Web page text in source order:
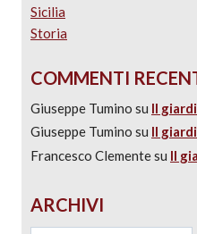
Sicilia
Storia
COMMENTI
Giuseppe Tumino su Il
Giuseppe Tumino su Il
Francesco Clementesu Il
ARCHIVI